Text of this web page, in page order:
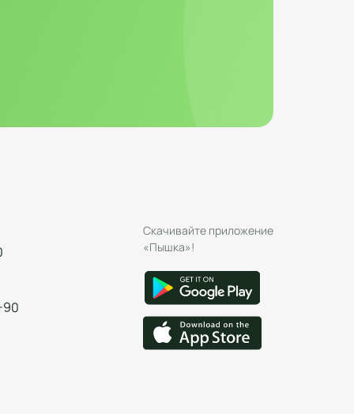
90
Скачивайте приложение
«Пышка»!